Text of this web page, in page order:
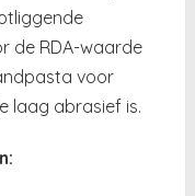
de RDA-waarde
voor
laag abrasief is.